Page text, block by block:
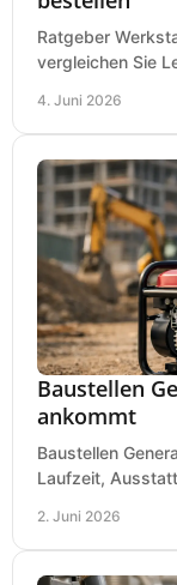
Ratgeber
vergleichen Sie
4. Juni 2026
Baustellen
ankommt
Baustellen
Laufzeit,
2. Juni 2026